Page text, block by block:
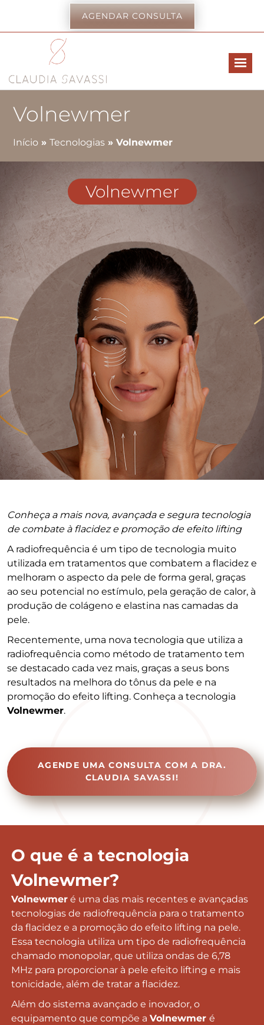
AGENDAR CONSULTA
Volnewmer
Início » Tecnologias » Volnewmer
Volnewmer
Conheça a mais nova, avançada e segura tecnologia
de combate à flacidez e promoção de efeito lifting
A radiofrequência é um tipo de tecnologia muito
utilizada em tratamentos que combatem a flacidez e
melhoram o aspecto da pele de forma geral, graças
ao seu potencial no estímulo, pela geração de calor, à
produção de colágeno e elastina nas camadas da
pele.
Recentemente, uma nova tecnologia que utiliza a
radiofrequência como método de tratamento tem
se destacado cada vez mais, graças a seus bons
resultados na melhora do tônus da pele e na
promoção do efeito lifting. Conheça a tecnologia
Volnewmer.
AGENDE UMA CONSULTA COM A DRA.
CLAUDIA SAVASSI!
O que é a tecnologia
Volnewmer?
Volnewmer é uma das mais recentes e avançadas
tecnologias de radiofrequência para o tratamento
da flacidez e a promoção do efeito lifting na pele.
Essa tecnologia utiliza um tipo de radiofrequência
chamado monopolar, que utiliza ondas de 6,78
MHz para proporcionar à pele efeito lifting e mais
tonicidade, além de tratar a flacidez.
Além do sistema avançado e inovador, o
equipamento que compõe aVolnewmeré